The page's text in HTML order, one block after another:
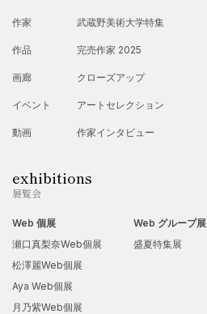
作家
作品
画廊
イベント
動画
武蔵野美術大学特集
完売作家 2025
クローズアップ
アートセレクション
作家インタビュー
exhibitions
展覧会
Web 個展
瀬口真梨奈Web個展
松澤麗Web個展
Aya Web個展
月乃紫Web個展
Web グループ展
盛夏特集展